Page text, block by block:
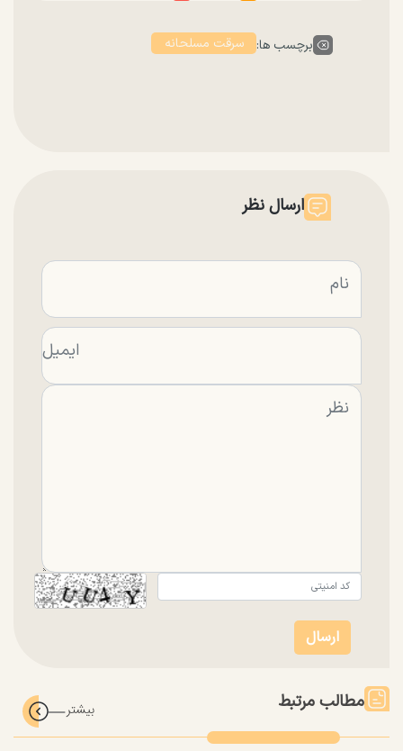
برچسب ها: سرقت مسلحانه
ارسال نظر
مطالب مرتبط